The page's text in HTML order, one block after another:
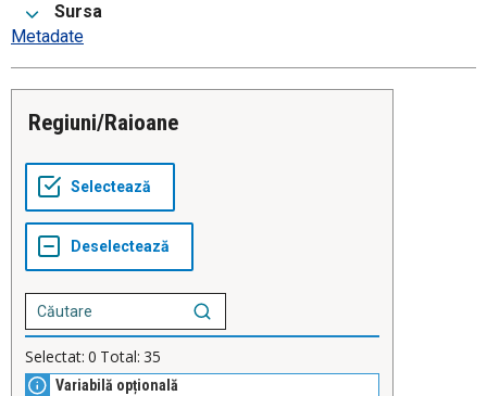
Sursa
Metadate
Regiuni/Raioane
Selectat: 0 Total: 35
Variabilă opțională